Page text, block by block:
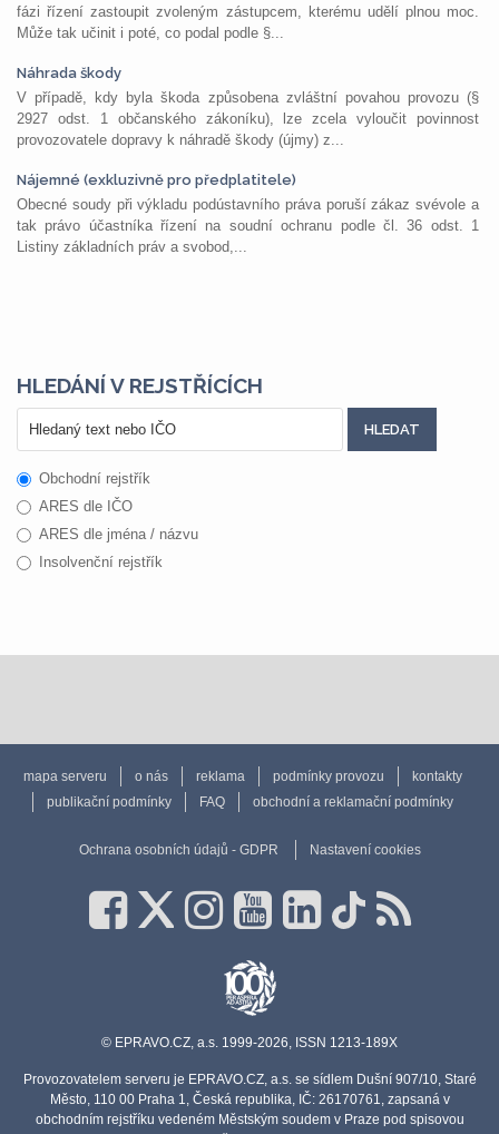
fázi řízení zastoupit zvoleným zástupcem, kterému udělí plnou moc.
Může tak učinit i poté, co podal podle §...
Náhrada škody
V případě, kdy byla škoda způsobena zvláštní povahou provozu (§
2927 odst. 1 občanského zákoníku), lze zcela vyloučit povinnost
provozovatele dopravy k náhradě škody (újmy) z...
Nájemné (exkluzivně pro předplatitele)
Obecné soudy při výkladu podústavního práva poruší zákaz svévole a
tak právo účastníka řízení na soudní ochranu podle čl. 36 odst. 1
Listiny základních práv a svobod,...
HLEDÁNÍ V REJSTŘÍCÍCH
Obchodní rejstřík
ARES dle IČO
ARES dle jména / názvu
Insolvenční rejstřík
mapa serveru o nás reklama podmínky provozu
kontakty
publikační podmínky
FAQ obchodní a reklamační podmínky
Ochrana osobních údajů - GDPR Nastavení cookies
© EPRAVO.CZ, a.s. 1999-2026, ISSN 1213-189X
Provozovatelem serveru je EPRAVO.CZ, a.s. se sídlem Dušní 907/10, Staré
Město, 110 00 Praha 1, Česká republika, IČ: 26170761, zapsaná v
obchodním rejstříku vedeném Městským soudem v Praze pod spisovou